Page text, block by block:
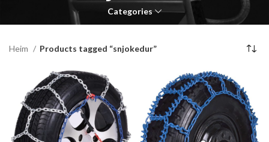
Categories
Heim Products tagged “snjokedur”